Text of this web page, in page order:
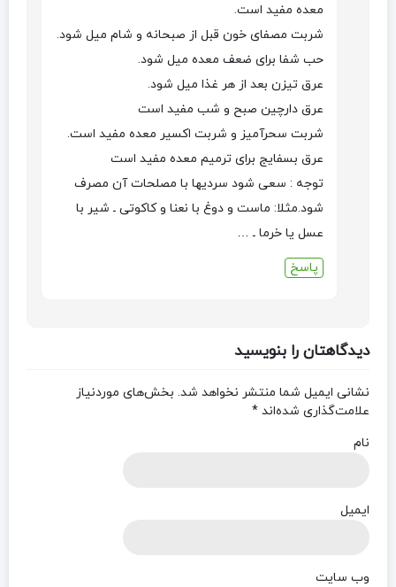
معده مفید است.
شربت مصفای خون قبل از صبحانه و شام میل شود.
حب شفا برای ضعف معده میل شود.
عرق تیزن بعد از هر غذا میل شود.
عرق دارچین صبح و شب مفید است
شربت سحرآمیز و شربت اکسیر معده مفید است.
عرق بسفایج برای ترمیم معده مفید است
توجه : سعی شود سردیها با مصلحات آن مصرف
شود.مثلا: ماست و دوغ با نعنا و کاکوتی ـ شیر با
عسل یا خرما ـ …
پاسخ
دیدگاهتان را بنویسید
نشانی ایمیل شما منتشر نخواهد شد. بخش‌های موردنیاز
علامت‌گذاری شده‌اند *
نام
ایمیل
وب‌ سایت